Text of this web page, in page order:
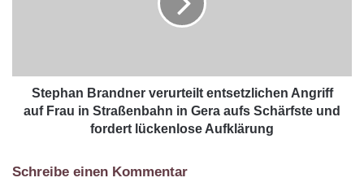
Stephan Brandner verurteilt entsetzlichen Angriff
auf Frau in Straßenbahn in Gera aufs Schärfste und
fordert lückenlose Aufklärung
Schreibe einen Kommentar